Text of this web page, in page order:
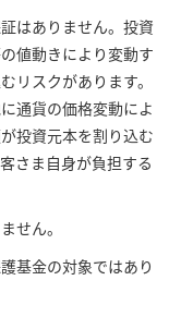
はありません。投資
値動きにより変動す
リスクがあります。
通貨の価格変動によ
投資元本を割り込む
さま自身が負担する
せん。
基金の対象ではあり